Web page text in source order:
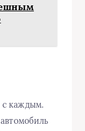
с каждым.